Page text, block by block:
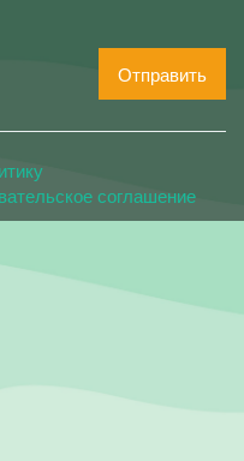
Отправить
соглашение